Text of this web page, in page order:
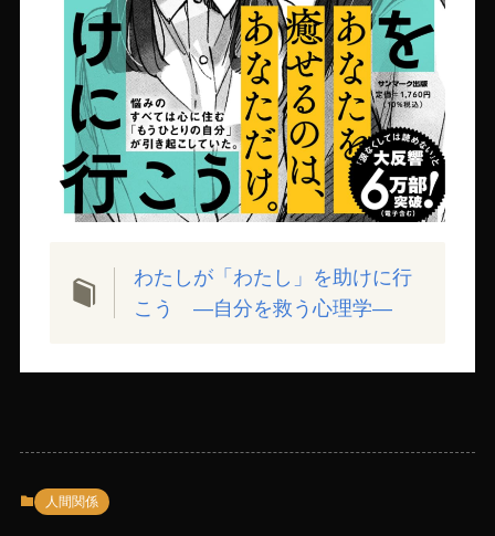
わたしが「わたし」を助けに行
こう ―自分を救う心理学―
人間関係